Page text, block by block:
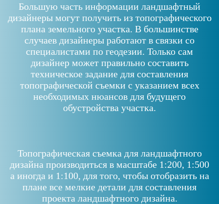
Большую часть информации ландшафтный
дизайнеры могут получить из топографического
плана земельного участка. В большинстве
случаев дизайнеры работают в связки со
специалистами по геодезии. Только сам
дизайнер может правильно составить
техническое задание для составления
топографической съемки с указанием всех
необходимых нюансов для будущего
обустройства участка.
Топографическая съемка для ландшафтного
дизайна производиться в масштабе 1:200, 1:500
а иногда и 1:100, для того, чтобы отобразить на
плане все мелкие детали для составления
проекта ландшафтного дизайна.